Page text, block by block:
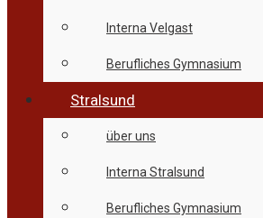
Interna Velgast
Berufliches Gymnasium
Stralsund
über uns
Interna Stralsund
Berufliches Gymnasium